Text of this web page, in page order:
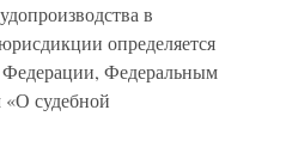
в
определяется
Федеральным
судебной